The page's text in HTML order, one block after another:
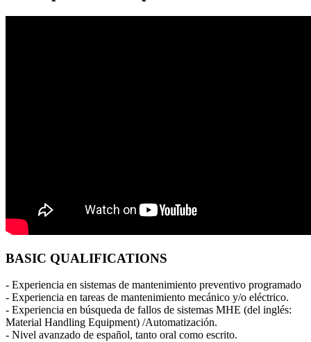
BASIC QUALIFICATIONS
- Experiencia en sistemas de mantenimiento preventivo programado
- Experiencia en tareas de mantenimiento mecánico y/o eléctrico.
- Experiencia en búsqueda de fallos de sistemas MHE (del inglés:
Material Handling Equipment) /Automatización.
- Nivel avanzado de español, tanto oral como escrito.